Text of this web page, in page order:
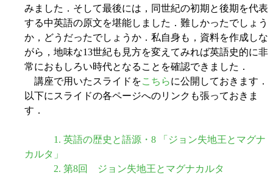
みました．そして最後には，同世紀の初期と後期を代表
する中英語の原文を堪能しました．難しかったでしょう
か，どうだったでしょうか．私自身も，資料を作成しな
がら，地味な13世紀も見方を変えてみれば英語史的に非
常におもしろい時代となることを確認できました．
講座で用いたスライドをこちらに公開しておきます．
以下にスライドの各ページへのリンクも張っておきま
す．
1. 英語の歴史と語源・8 「ジョン失地王とマグナ
カルタ」
2. 第8回 ジョン失地王とマグナカルタ